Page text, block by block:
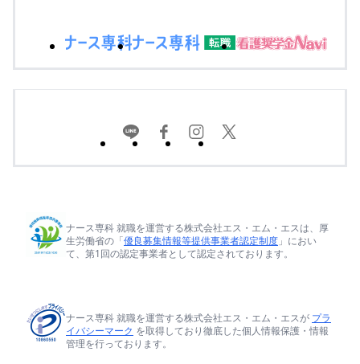
ナース専科 就職を運営する株式会社エス・エム・エスは、厚
生労働省の「優良募集情報等提供事業者認定制度 」におい
て、第1回の認定事業者として認定されております。
ナース専科 就職を運営する株式会社エス・エム・エスが プラ
イバシーマーク を取得しており徹底した個人情報保護・情報
管理を行っております。